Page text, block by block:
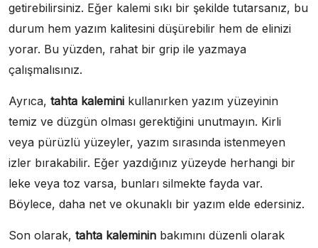
getirebilirsiniz. Eğer kalemi sıkı bir şekilde tutarsanız, bu
durum hem yazım kalitesini düşürebilir hem de elinizi
yorar. Bu yüzden, rahat bir grip ile yazmaya
çalışmalısınız.
Ayrıca, tahta kalemini kullanırken yazım yüzeyinin
temiz ve düzgün olması gerektiğini unutmayın. Kirli
veya pürüzlü yüzeyler, yazım sırasında istenmeyen
izler bırakabilir. Eğer yazdığınız yüzeyde herhangi bir
leke veya toz varsa, bunları silmekte fayda var.
Böylece, daha net ve okunaklı bir yazım elde edersiniz.
Son olarak, tahta kaleminin bakımını düzenli olarak